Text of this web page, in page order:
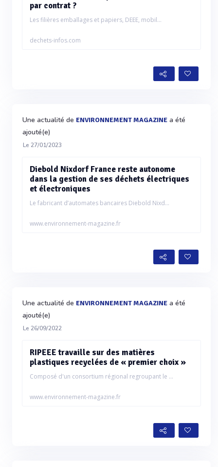
par contrat ?
Les filières emballages et papiers, DEEE, mobil...
dechets-infos.com
Une actualité de ENVIRONNEMENT MAGAZINE a été
ajouté(e)
Le 27/01/2023
Diebold Nixdorf France reste autonome
dans la gestion de ses déchets électriques
et électroniques
Le fabricant d’automates bancaires Diebold Nixd...
www.environnement-magazine.fr
Une actualité de ENVIRONNEMENT MAGAZINE a été
ajouté(e)
Le 26/09/2022
RIPEEE travaille sur des matières
plastiques recyclées de « premier choix »
Composé d'un consortium régional regroupant le ...
www.environnement-magazine.fr